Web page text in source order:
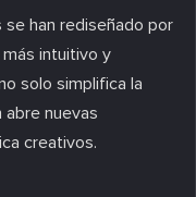
han rediseñado por
intuitivo y
solo simplifica la
nuevas
creativos.